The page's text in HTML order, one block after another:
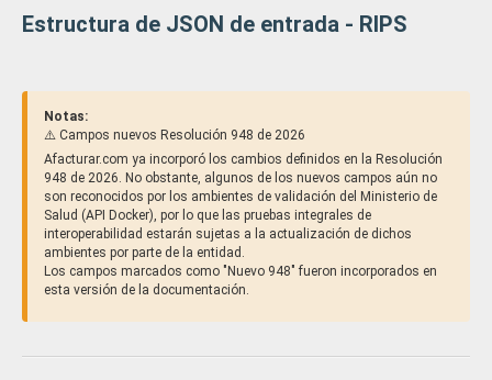
Estructura de JSON de entrada - RIPS
Notas:
⚠️ Campos nuevos Resolución 948 de 2026
Afacturar.com ya incorporó los cambios definidos en la Resolución
948 de 2026. No obstante, algunos de los nuevos campos aún no
son reconocidos por los ambientes de validación del Ministerio de
Salud (API Docker), por lo que las pruebas integrales de
interoperabilidad estarán sujetas a la actualización de dichos
ambientes por parte de la entidad.
Los campos marcados como "Nuevo 948" fueron incorporados en
esta versión de la documentación.